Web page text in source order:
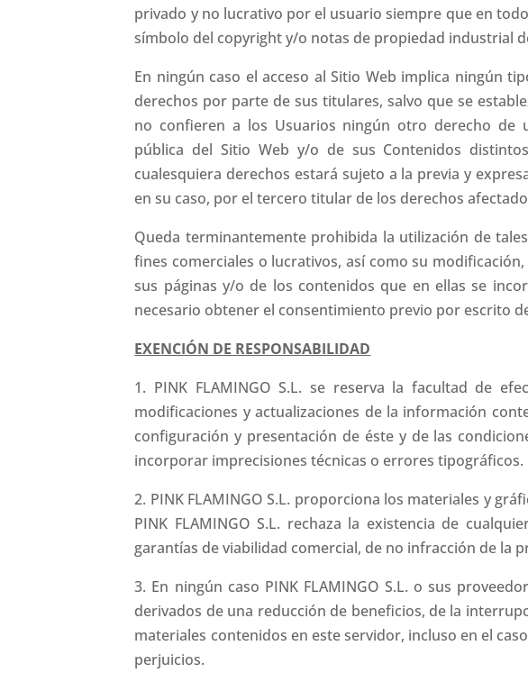
privado y no lucrativo por el usuario siempre que en
símbolo del copyright y/o notas de propiedad industrial
En ningún caso el acceso al Sitio Web implica ningún
derechos por parte de sus titulares, salvo que se
no confieren a los Usuarios ningún otro derecho de
pública del Sitio Web y/o de sus Contenidos
cualesquiera derechos estará sujeto a la previa y
en su caso, por el tercero titular de los derechos
Queda terminantemente prohibida la utilización de
fines comerciales o lucrativos, así como su
sus páginas y/o de los contenidos que en ellas se
necesario obtener el consentimiento previo por escrito
EXENCIÓN DE RESPONSABILIDAD
1. PINK FLAMINGO S.L. se reserva la facultad de
modificaciones y actualizaciones de la información
configuración y presentación de éste y de las
incorporar imprecisiones técnicas o errores tipográficos.
2. PINK FLAMINGO S.L. proporciona los materiales y
PINK FLAMINGO S.L. rechaza la existencia de
garantías de viabilidad comercial, de no infracción de la
3. En ningún caso PINK FLAMINGO S.L. o sus
derivados de una reducción de beneficios, de la
materiales contenidos en este servidor, incluso en el
perjuicios.